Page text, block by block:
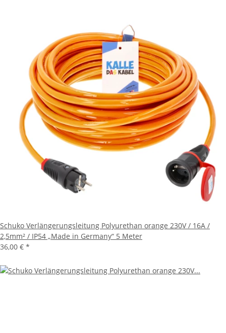
Schuko Verlängerungsleitung Polyurethan orange 230V / 16A /
2,5mm² / IP54 „Made in Germany“ 5 Meter
36,00 € *